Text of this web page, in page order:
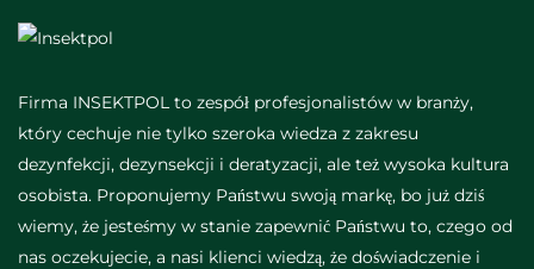
Firma INSEKTPOL to zespół profesjonalistów w branży,
który cechuje nie tylko szeroka wiedza z zakresu
dezynfekcji, dezynsekcji i deratyzacji, ale też wysoka kultura
osobista. Proponujemy Państwu swoją markę, bo już dziś
wiemy, że jesteśmy w stanie zapewnić Państwu to, czego od
nas oczekujecie, a nasi klienci wiedzą, że doświadczenie i